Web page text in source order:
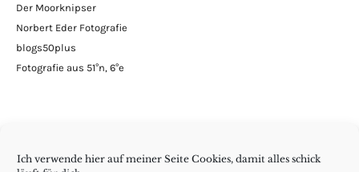
Ich verwende hier auf meiner Seite Cookies, damit alles schick
Der Moorknipser
Norbert Eder Fotografie
blogs50plus
Fotografie aus 51°n, 6°e